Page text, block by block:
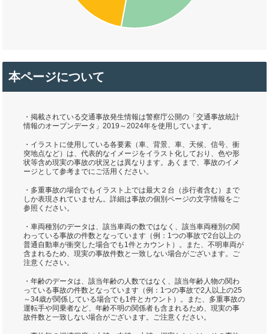
本ページについて
・掲載されている交通事故発生情報は警察庁公開の「交通事故統計
情報のオープンデータ」2019～2024年を使用しています。
・イラストに使用している各要素（車、背景、車、天候、信号、衝
突地点など）は、代表的なイメージをイラスト化しており、色や形
状等含め現実の事故の状況とは異なります。あくまで、事故のイメ
ージとして参考までにご活用ください。
・多重事故の場合でもイラスト上では最大２台（歩行者含む）まで
しか表現されていません。詳細は事故の個別ページの文字情報をご
参照ください。
・車両種別のデータは、該当車両の数ではなく、該当車両種別の関
わっている事故の件数となっています（例：1つの事故で2台以上の
普通自動車が衝突した場合でも1件とカウント）。また、不明車両が
含まれるため、現実の事故件数と一致しない場合がございます。ご
注意ください。
・年齢のデータは、該当年齢の人数ではなく、該当年齢人物の関わ
っている事故の件数となっています（例：1つの事故で2人以上の25
～34歳が関係している場合でも1件とカウント）。また、多重事故の
運転手や同乗者など、年齢不明の関係者も含まれるため、現実の事
故件数と一致しない場合がございます。ご注意ください。